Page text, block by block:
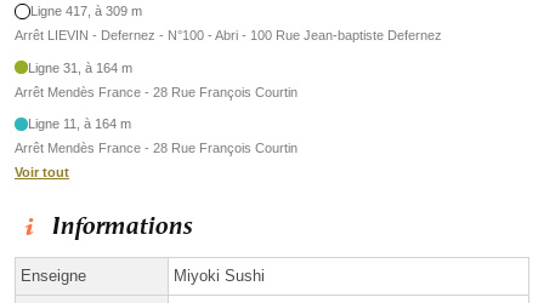
Ligne 417, à 309 m
Arrêt LIEVIN - Defernez - N°100 - Abri - 100 Rue Jean-baptiste Defernez
Ligne 31, à 164 m
Arrêt Mendès France - 28 Rue François Courtin
Ligne 11, à 164 m
Arrêt Mendès France - 28 Rue François Courtin
Voir tout
Informations
Enseigne Miyoki Sushi